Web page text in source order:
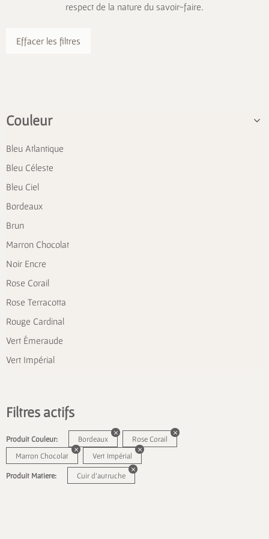
respect de la nature du savoir-faire.
Effacer les filtres
Couleur
Bleu Atlantique
Bleu Céleste
Bleu Ciel
Bordeaux
Brun
Marron Chocolat
Noir Encre
Rose Corail
Rose Terracotta
Rouge Cardinal
Vert Émeraude
Vert Impérial
Filtres actifs
Produit Couleur: Bordeaux
Rose Corail
Marron Chocolat
Vert Impérial
Produit Matiere: Cuir d'autruche